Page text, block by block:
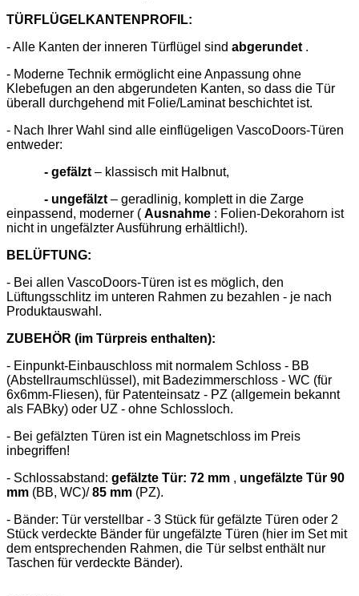
TÜRFLÜGELKANTENPROFIL:
- Alle Kanten der inneren Türflügel sind abgerundet .
- Moderne Technik ermöglicht eine Anpassung ohne
Klebefugen an den abgerundeten Kanten, so dass die Tür
überall durchgehend mit Folie/Laminat beschichtet ist.
- Nach Ihrer Wahl sind alle einflügeligen VascoDoors-Türen
entweder:
- gefälzt – klassisch mit Halbnut,
- ungefälzt – geradlinig, komplett in die Zarge
einpassend, moderner ( Ausnahme : Folien-Dekorahorn ist
nicht in ungefälzter Ausführung erhältlich!).
BELÜFTUNG:
- Bei allen VascoDoors-Türen ist es möglich, den
Lüftungsschlitz im unteren Rahmen zu bezahlen - je nach
Produktauswahl.
ZUBEHÖR (im Türpreis enthalten):
- Einpunkt-Einbauschloss mit normalem Schloss - BB
(Abstellraumschlüssel), mit Badezimmerschloss - WC (für
6x6mm-Fliesen), für Patenteinsatz - PZ (allgemein bekannt
als FABky) oder UZ - ohne Schlossloch.
- Bei gefälzten Türen ist ein Magnetschloss im Preis
inbegriffen!
- Schlossabstand: gefälzte Tür: 72 mm , ungefälzte Tür 90
mm (BB, WC)/85 mm (PZ).
- Bänder: Tür verstellbar - 3 Stück für gefälzte Türen oder 2
Stück verdeckte Bänder für ungefälzte Türen (hier im Set mit
dem entsprechenden Rahmen, die Tür selbst enthält nur
Taschen für verdeckte Bänder).